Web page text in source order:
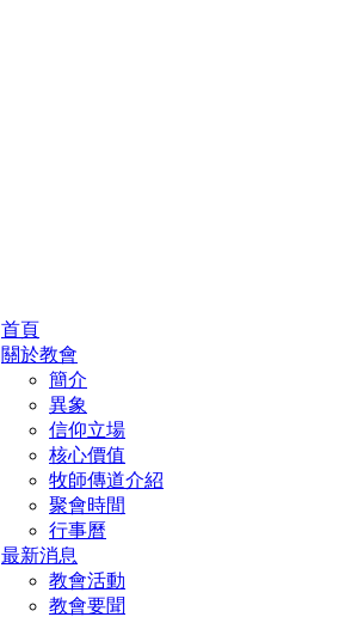
首頁
關於教會
簡介
異象
信仰立場
核心價值
牧師傳道介紹
聚會時間
行事曆
最新消息
教會活動
教會要聞